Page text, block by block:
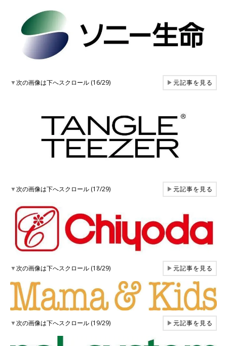
▼次の画像は下へスクロール (16/29) ▶元記事を見る
▼次の画像は下へスクロール (17/29) ▶元記事を見る
▼次の画像は下へスクロール (18/29) ▶元記事を見る
▼次の画像は下へスクロール (19/29) ▶元記事を見る